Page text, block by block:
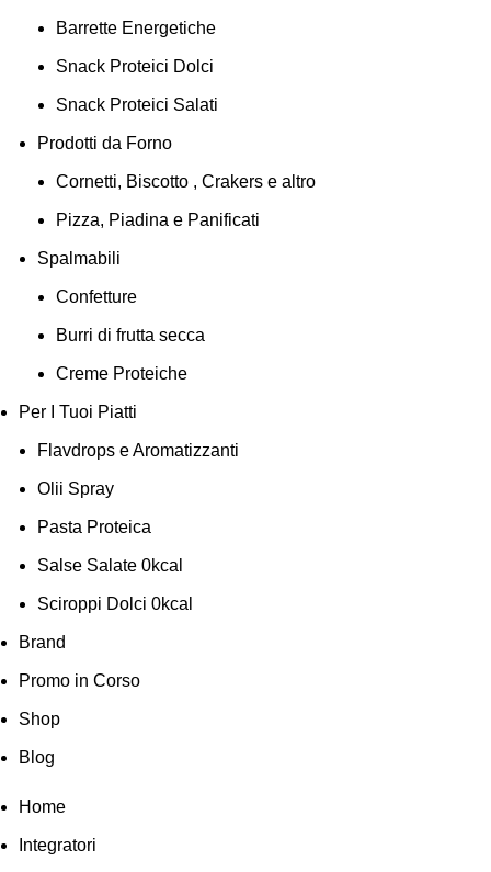
Barrette Energetiche
Snack Proteici Dolci
Snack Proteici Salati
Prodotti da Forno
Cornetti, Biscotto , Crakers e altro
Pizza, Piadina e Panificati
Spalmabili
Confetture
Burri di frutta secca
Creme Proteiche
Per I Tuoi Piatti
Flavdrops e Aromatizzanti
Olii Spray
Pasta Proteica
Salse Salate 0kcal
Sciroppi Dolci 0kcal
Brand
Promo in Corso
Shop
Blog
Home
Integratori